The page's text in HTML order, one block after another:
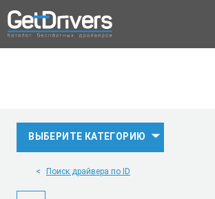
ВЫБЕРИТЕ КАТЕГОРИЮ
Поиск драйвера по ID